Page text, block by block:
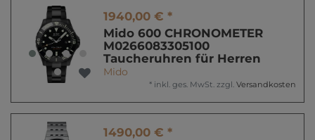
1940,00 € *
Mido 600 CHRONOMETER
M0266083305100
Taucheruhren für Herren
Mido
* inkl. ges. MwSt. zzgl. Versandkosten
1490,00 € *